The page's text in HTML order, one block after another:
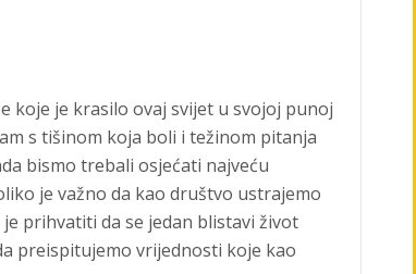
koje je krasilo ovaj svijet u svojoj punoj
s tišinom koja boli i težinom pitanja
bismo trebali osjećati najveću
je važno da kao društvo ustrajemo
prihvatiti da se jedan blistavi život
preispitujemo vrijednosti koje kao